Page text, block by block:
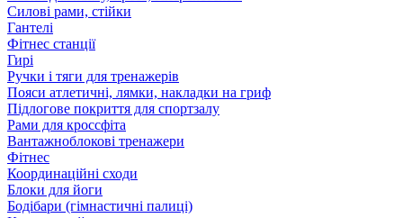
Силові рами, стійки
Гантелі
Фітнес станції
Гирі
Ручки і тяги для тренажерів
Пояси атлетичні, лямки, накладки на гриф
Підлогове покриття для спортзалу
Рами для кроссфіта
Вантажноблокові тренажери
Фітнес
Координаційні сходи
Блоки для йоги
Бодібари (гімнастичні палиці)